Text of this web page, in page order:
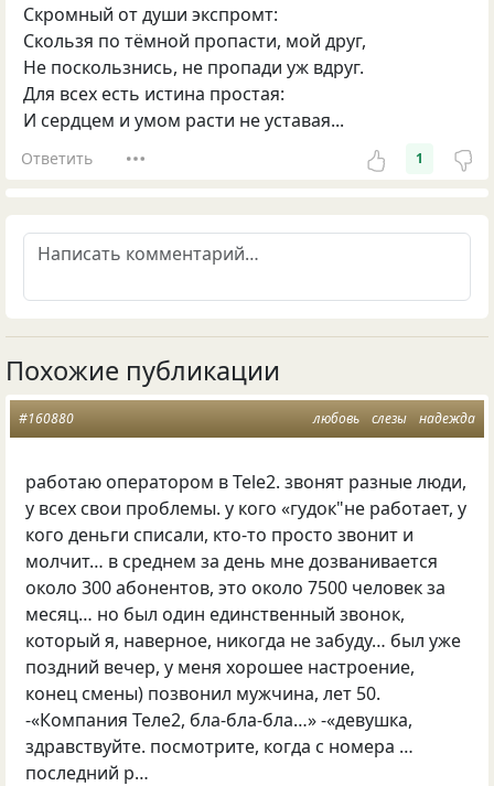
Скромный от души экспромт:
Скользя по тёмной пропасти, мой друг,
Не поскользнись, не пропади уж вдруг.
Для всех есть истина простая:
И сердцем и умом расти не уставая...
Ответить 1
Похожие публикации
любовь слезы надежда
#160880
работаю оператором в Теle2. звонят разные люди,
у всех свои проблемы. у кого «гудок"не работает, у
кого деньги списали, кто-то просто звонит и
молчит… в среднем за день мне дозванивается
около 300 абонентов, это около 7500 человек за
месяц… но был один единственный звонок,
который я, наверное, никогда не забуду… был уже
поздний вечер, у меня хорошее настроение,
конец смены) позвонил мужчина, лет 50.
-«Компания Теле2, бла-бла-бла…» -«девушка,
здравствуйте. посмотрите, когда с номера …
последний р…